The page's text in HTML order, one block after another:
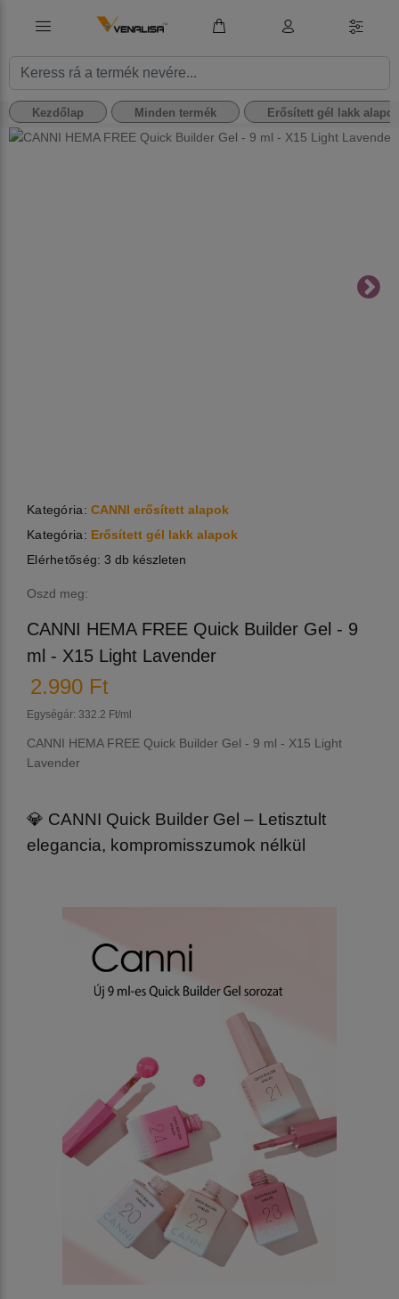
Kezdőlap Minden termék Erősített gél lakk alapok
Kategória: CANNI erősített alapok
Kategória: Erősített gél lakk alapok
Elérhetőség: 3 db készleten
Oszd meg:
CANNI HEMA FREE Quick Builder Gel - 9
ml - X15 Light Lavender
2.990 Ft
Egységár: 332.2 Ft/ml
CANNI HEMA FREE Quick Builder Gel - 9 ml - X15 Light
Lavender
💎 CANNI Quick Builder Gel – Letisztult
elegancia, kompromisszumok nélkül